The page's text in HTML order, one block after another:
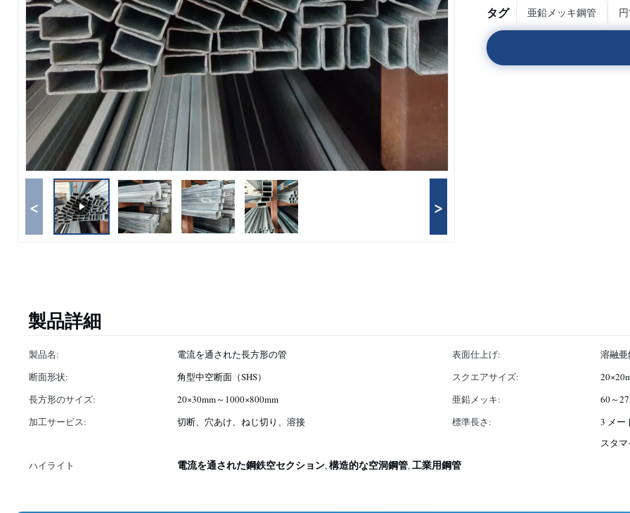
< >
タグ 亜鉛メッキ鋼管
製品詳細
製品名: 電流を通された長方形の管 表面仕上げ:
溶融
断面形状:
角型中空断面（SHS） スクエアサイズ:
長方形のサイズ:
20×30mm～1000×800mm 亜鉛メッキ:
60～
加工サービス:
切断、穴あけ、ねじ切り、溶接 標準長さ:
3 メー
スタ
ハイライト
電流を通された鋼鉄空セクション,構造的な空洞鋼管,工業用鋼管